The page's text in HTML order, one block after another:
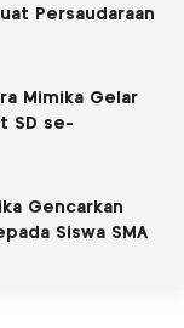
Persaudaraan
Mimika Gelar
SD se-
Gencarkan
Siswa SMA